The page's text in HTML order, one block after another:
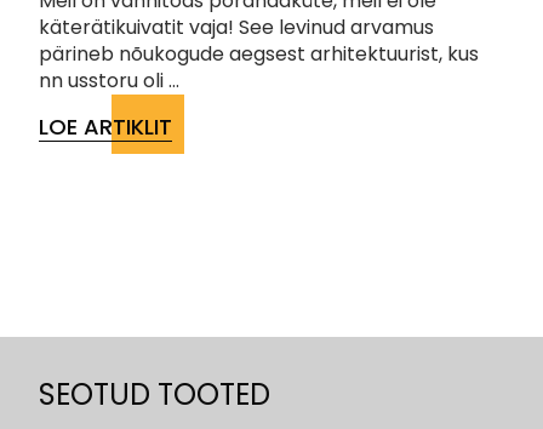
käterätikuivatit vaja! See levinud arvamus
pärineb nõukogude aegsest arhitektuurist, kus
nn usstoru oli ...
LOE ARTIKLIT
SEOTUD TOOTED